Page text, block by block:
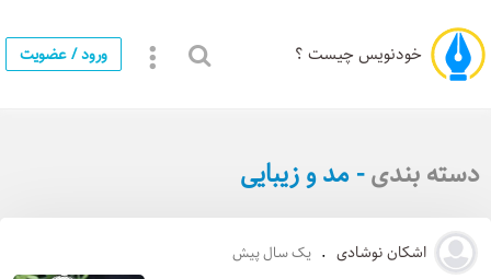
خودنویس چیست ؟ ورود / عضویت
دسته بندی- مد و زیبایی
اشکان نوشادی . یک سال پیش